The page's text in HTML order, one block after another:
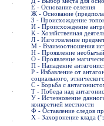
Е - Основание селения
Ж - Основание
3 - Происхождение
И - Происхождение
К - Хозяйственная
Л - Изготовление
М - Взаимоотношения
Н - Проявление
О - Проявление
П - Нападение
Р - Избавление от
социального,
С - Борьба с
Т - Победа над
У - Исчезновение
конкретней местности
Ф - Оставление следов
Х - Захоронение клада